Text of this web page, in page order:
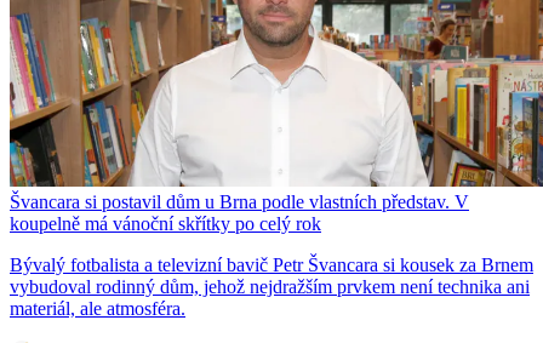
Švancara si postavil dům u Brna podle vlastních představ. V
koupelně má vánoční skřítky po celý rok
Bývalý fotbalista a televizní bavič Petr Švancara si kousek za Brnem
vybudoval rodinný dům, jehož nejdražším prvkem není technika ani
materiál, ale atmosféra.